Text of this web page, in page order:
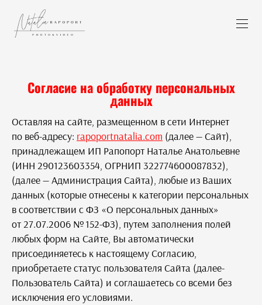
Согласие на обработку персональных
данных
Оставляя на сайте, размещенном в сети Интернет
по веб-адресу: rapoportnatalia.com (далее — Сайт),
принадлежащем ИП Рапопорт Наталье Анатольевне
(ИНН 290123603354, ОГРНИП 322774600087832),
(далее — Администрация Сайта), любые из Ваших
данных (которые отнесены к категории персональных
в соответствии с ФЗ «О персональных данных»
от 27.07.2006 № 152-ФЗ), путем заполнения полей
любых форм на Сайте, Вы автоматически
присоединяетесь к настоящему Согласию,
приобретаете статус пользователя Сайта (далее-
Пользователь Сайта) и соглашаетесь со всеми без
исключения его условиями.